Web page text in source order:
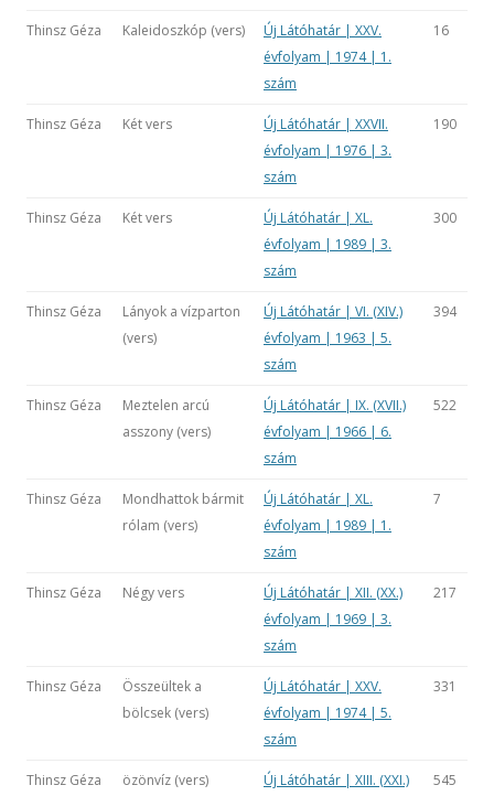
Thinsz Géza Kaleidoszkóp (vers)
Új Látóhatár | XXV.
évfolyam | 1974 | 1.
szám
16
Thinsz Géza Két vers
Új Látóhatár | XXVII.
évfolyam | 1976 | 3.
szám
190
Thinsz Géza Két vers
Új Látóhatár | XL.
évfolyam | 1989 | 3.
szám
300
Thinsz Géza
Lányok a vízparton
(vers)
Új Látóhatár | VI. (XIV.)
évfolyam | 1963 | 5.
szám
394
Thinsz Géza
Meztelen arcú
asszony (vers)
Új Látóhatár | IX. (XVII.)
évfolyam | 1966 | 6.
szám
522
Thinsz Géza
Mondhattok bármit
rólam (vers)
Új Látóhatár | XL.
évfolyam | 1989 | 1.
szám
7
Thinsz Géza Négy vers
Új Látóhatár | XII. (XX.)
évfolyam | 1969 | 3.
szám
217
Thinsz Géza
Összeültek a
bölcsek (vers)
Új Látóhatár | XXV.
évfolyam | 1974 | 5.
szám
331
Thinsz Géza özönvíz (vers)
Új Látóhatár | XIII. (XXI.)
545